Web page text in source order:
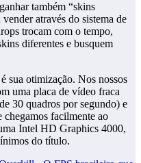
também “skins
através do sistema de
trocam com o tempo,
diferentes e busquem
sua otimização. Nos nossos
uma placa de vídeo fraca
30 quadros por segundo) e
chegamos facilmente ao
Intel HD Graphics 4000,
do título.